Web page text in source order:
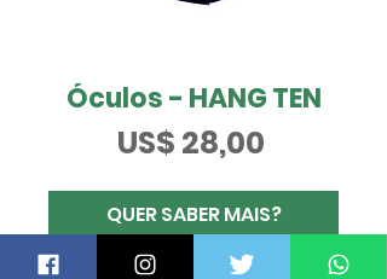
Óculos - HANG TEN
US$ 28,00Preço
QUER SABER MAIS?